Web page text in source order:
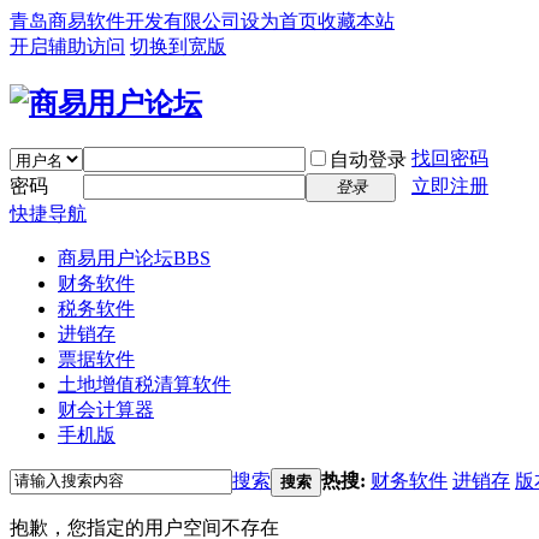
青岛商易软件开发有限公司 设为首页收藏本站
开启辅助访问 切换到宽版
自动登录 找回密码
密码
登录
立即注册
快捷导航
商易用户论坛BBS
财务软件
税务软件
进销存
票据软件
土地增值税清算软件
财会计算器
手机版
搜索 搜索 热搜: 财务软件 进销存 版
抱歉，您指定的用户空间不存在